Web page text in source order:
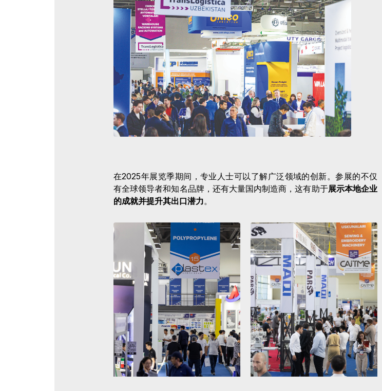
在2025年展览季期间，专业人士可以了解广泛领域的创新。参展的不仅
有全球领导者和知名品牌，还有大量国内制造商，这有助于展示本地企业
的成就并提升其出口潜力。